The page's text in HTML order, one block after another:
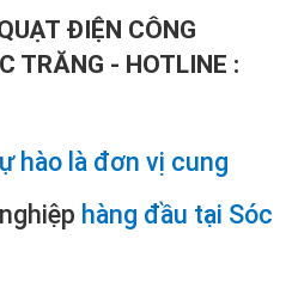
ĐIỆN CÔNG
TRĂNG - HOTLINE :
hào là đơn vị cung
hàng đầu tại Sóc